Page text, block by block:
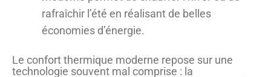
rafraîchir l’été en réalisant de belles
économies d’énergie.
Le confort thermique moderne repose sur une
technologie souvent mal comprise : la